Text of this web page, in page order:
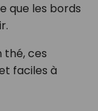
que les bords
thé, ces
faciles à